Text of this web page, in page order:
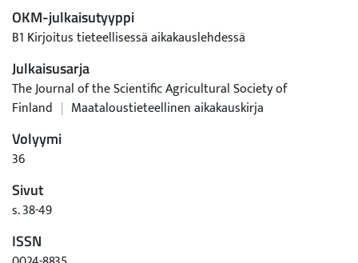
OKM-julkaisutyyppi
B1 Kirjoitus tieteellisessä aikakauslehdessä
Julkaisusarja
The Journal of the Scientific Agricultural Society of
Finland | Maataloustieteellinen aikakauskirja
Volyymi
36
Sivut
s. 38-49
ISSN